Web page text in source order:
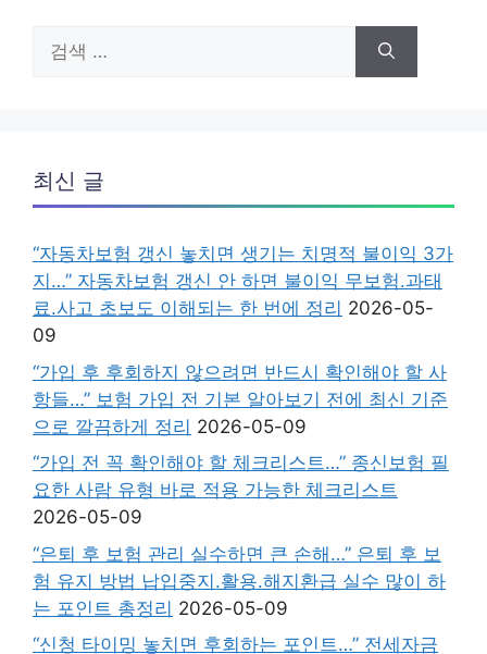
색:
최신 글
“자동차보험 갱신 놓치면 생기는 치명적 불이익 3가
지…” 자동차보험 갱신 안 하면 불이익 무보험.과태
료.사고 초보도 이해되는 한 번에 정리 2026-05-
09
“가입 후 후회하지 않으려면 반드시 확인해야 할 사
항들…” 보험 가입 전 기본 알아보기 전에 최신 기준
으로 깔끔하게 정리 2026-05-09
“가입 전 꼭 확인해야 할 체크리스트…” 종신보험 필
요한 사람 유형 바로 적용 가능한 체크리스트
2026-05-09
“은퇴 후 보험 관리 실수하면 큰 손해…” 은퇴 후 보
험 유지 방법 납입중지.활용.해지환급 실수 많이 하
는 포인트 총정리 2026-05-09
“신청 타이밍 놓치면 후회하는 포인트…” 전세자금